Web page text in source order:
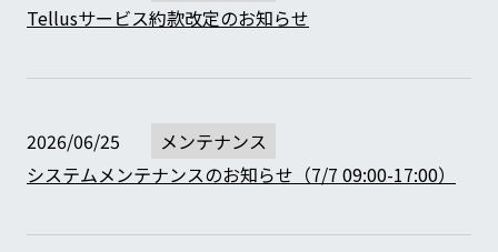
Tellusサービス約款改定のお知らせ
2026/06/25
メンテナンス
システムメンテナンスのお知らせ（7/7 09:00-17:00）